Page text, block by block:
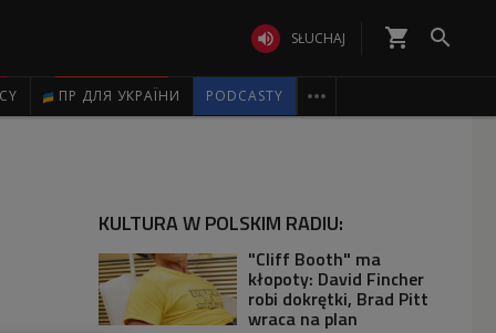
 SŁUCHAJ shopping_cart 
ПР ДЛЯ УКРАЇНИ PODCASTY 
KULTURA W POLSKIM RADIU:
"Cliff Booth" ma
kłopoty: David Fincher
robi dokrętki, Brad Pitt
wraca na plan